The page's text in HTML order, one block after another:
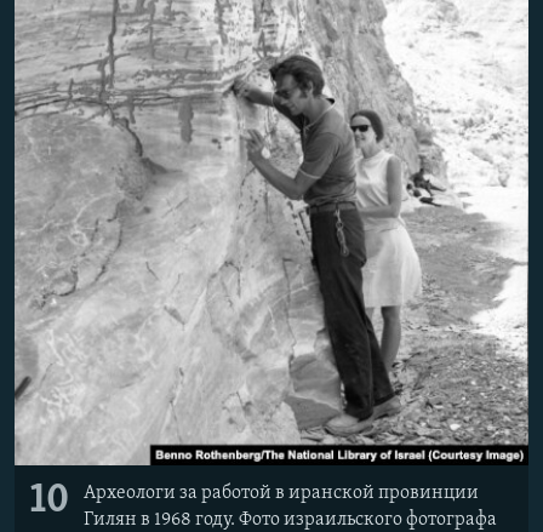
10
Археологи за работой в иранской провинции
Гилян в 1968 году. Фото израильского фотографа